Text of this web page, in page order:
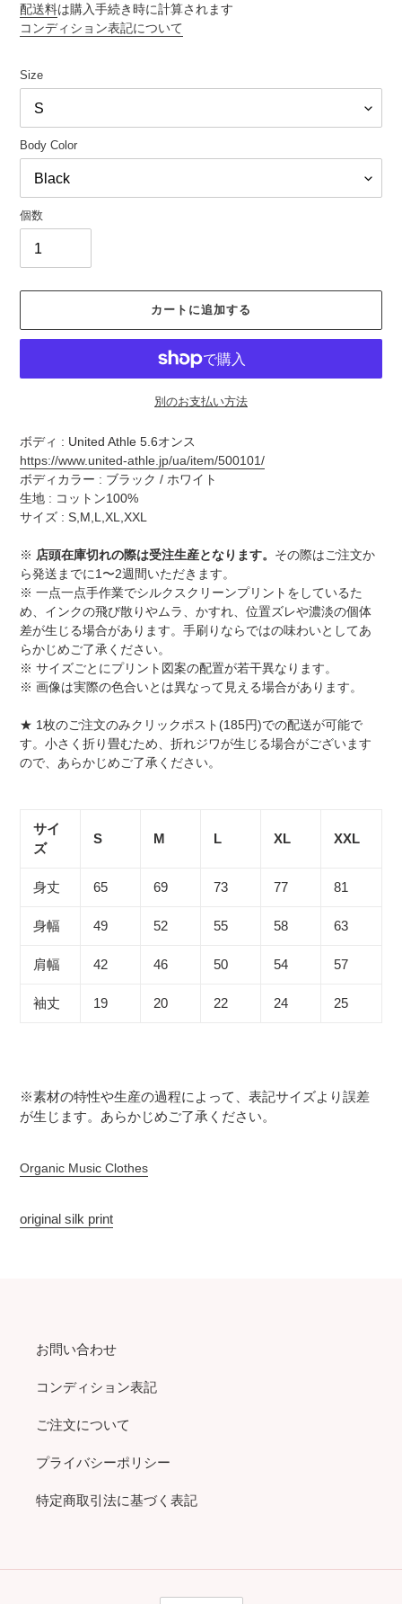
価
格
配送料は購入手続き時に計算されます
コンディション表記について
Size
Body Color
個数
カートに追加する
別のお支払い方法
カ
ー
ト
に
商
を
追
加
す
る
ボディ : United Athle 5.6オンス
https://www.united-athle.jp/ua/item/500101/
ボディカラー : ブラック / ホワイト
生地 : コットン100%
サイズ : S,M,L,XL,XXL
※ 店頭在庫切れの際は受注生産となります。 その際はご注文か
ら発送までに1〜2週間いただきます。
※ 一点一点手作業でシルクスクリーンプリントをしているた
め、インクの飛び散りやムラ、かすれ、位置ズレや濃淡の個体
差が生じる場合があります。手刷りならではの味わいとしてあ
らかじめご了承ください。
※ サイズごとにプリント図案の配置が若干異なります。
※ 画像は実際の色合いとは異なって見える場合があります。
★ 1枚のご注文のみクリックポスト(185円)での配送が可能で
す。小さく折り畳むため、折れジワが生じる場合がございます
ので、あらかじめご了承ください。
サイ
ズ
S M L XL XXL
身丈 65 69 73 77 81
身幅 49 52 55 58 63
肩幅 42 46 50 54 57
袖丈 19 20 22 24 25
※素材の特性や生産の過程によって、表記サイズより誤差
が生じます。あらかじめご了承ください。
Organic Music Clothes
original silk print
お問い合わせ
コンディション表記
ご注文について
プライバシーポリシー
特定商取引法に基づく表記